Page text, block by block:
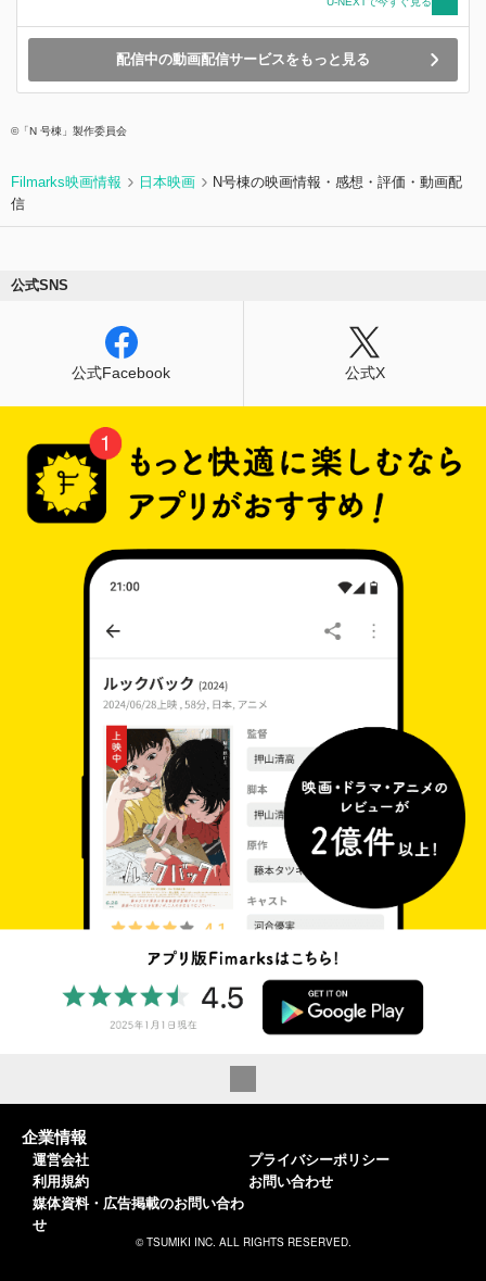
配信中の動画配信サービスをもっと見る
©「N 号棟」製作委員会
Filmarks映画情報 日本映画
N号棟の映画情報・感想・評価・動画配
信
公式SNS
公式Facebook 公式X
企業情報
運営会社
利用規約
媒体資料・広告掲載のお問い合わ
せ
プライバシーポリシー
お問い合わせ
© TSUMIKI INC. ALL RIGHTS RESERVED.